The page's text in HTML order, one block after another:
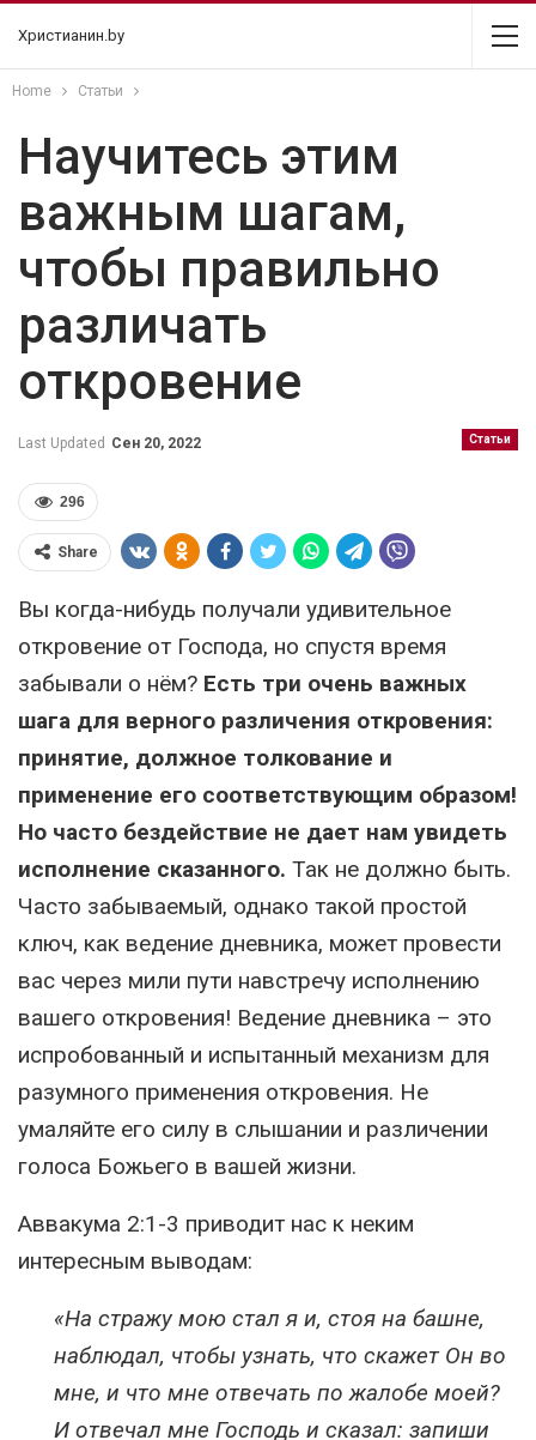
Христианин.by
Home Статьи
Научитесь этим
важным шагам,
чтобы правильно
различать
откровение
Статьи
Last Updated Сен 20, 2022
296
Share
Вы когда-нибудь получали удивительное
откровение от Господа, но спустя время
забывали о нём? Есть три очень важных
шага для верного различения откровения:
принятие, должное толкование и
применение его соответствующим образом!
Но часто бездействие не дает нам увидеть
исполнение сказанного. Так не должно быть.
Часто забываемый, однако такой простой
ключ, как ведение дневника, может провести
вас через мили пути навстречу исполнению
вашего откровения! Ведение дневника – это
испробованный и испытанный механизм для
разумного применения откровения. Не
умаляйте его силу в слышании и различении
голоса Божьего в вашей жизни.
Аввакума 2:1-3 приводит нас к неким
интересным выводам:
«На стражу мою стал я и, стоя на башне,
наблюдал, чтобы узнать, что скажет Он во
мне, и что мне отвечать по жалобе моей?
И отвечал мне Господь и сказал: запиши